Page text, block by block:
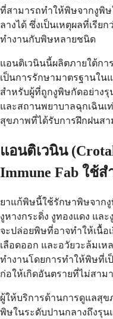
ที่สามารถทำให้พิษจากงูพิ
ลางได้ ซึ่งเป็นเหตุผลที่เรีย
ทำงานกับพิษหลายชนิด
แอนติเวนินนี้ผลิตภายใต้ก
เป็นการรักษามาตรฐานใน
สำหรับผู้ที่ถูกงูพิษกัดอย่างรุ
และสถานพยาบาลฉุกเฉินเ
สุขภาพที่ได้รับการฝึกฝนส
แอนติเวนิน
Immune Fab ใช้ส
ยาแก้พิษนี้ใช้รักษาพิษจากงู
งูหางกระดิ่ง งูทองแดง แล
จะปล่อยพิษที่อาจทำให้เนื้อ
เลือดออก และอวัยวะล้มเ
ทำงานโดยการทำให้พิษที่เ
ก่อให้เกิดอันตรายที่ไม่สาม
ผู้ให้บริการด้านการดูแลสุข
พิษในระดับปานกลางถึงรุน